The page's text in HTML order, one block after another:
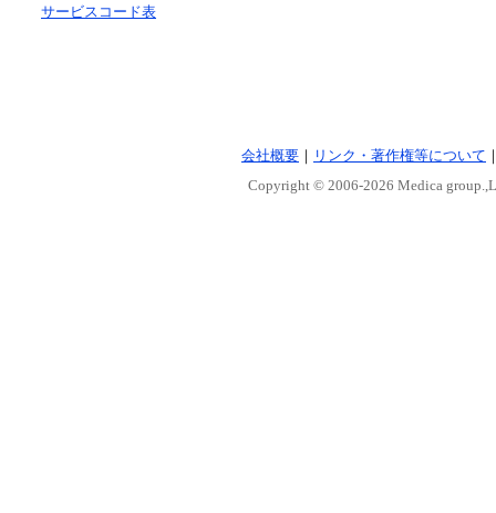
サービスコード表
会社概要 ｜ リンク・著作権等について
Copyright © 2006-2026 Medica